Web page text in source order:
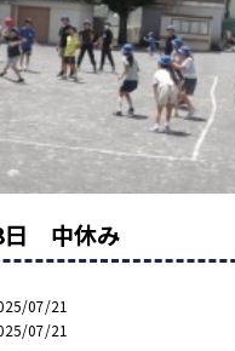
日 中休み
07/21
07/21